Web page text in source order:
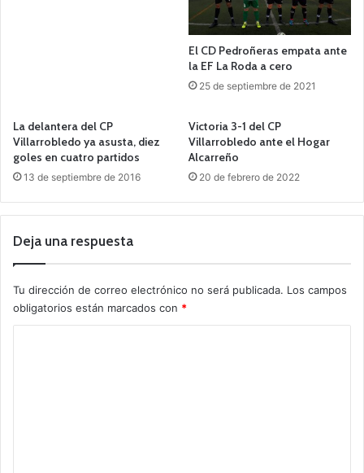
El CD Pedroñeras empata ante
la EF La Roda a cero
25 de septiembre de 2021
La delantera del CP
Villarrobledo ya asusta, diez
goles en cuatro partidos
13 de septiembre de 2016
Victoria 3-1 del CP
Villarrobledo ante el Hogar
Alcarreño
20 de febrero de 2022
Deja una respuesta
Tu dirección de correo electrónico no será publicada. Los campos
obligatorios están marcados con *